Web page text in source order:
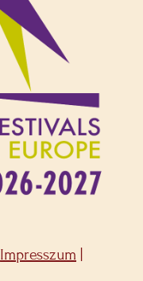
Impresszum